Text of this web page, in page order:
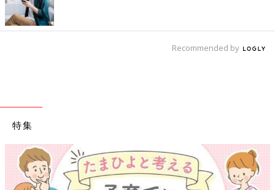
Recommended by
特集